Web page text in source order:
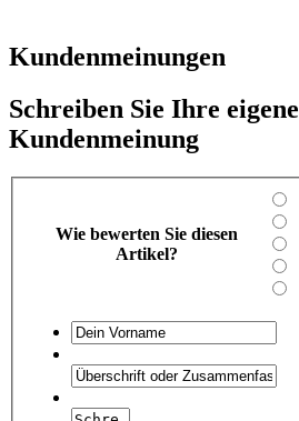
Kundenmeinungen
Schreiben Sie Ihre eigene
Kundenmeinung
Wie bewerten Sie diesen
Artikel?